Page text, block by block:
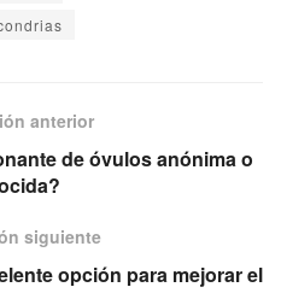
anterior
de óvulos anónima o
siguiente
opción para mejorar el